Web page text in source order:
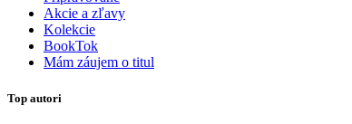
Akcie a zľavy
Kolekcie
BookTok
Mám záujem o titul
Top autori